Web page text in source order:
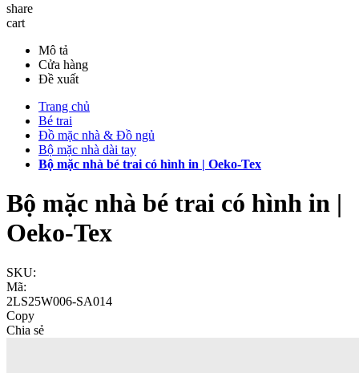
share
cart
Mô tả
Cửa hàng
Đề xuất
Trang chủ
Bé trai
Đồ mặc nhà & Đồ ngủ
Bộ mặc nhà dài tay
Bộ mặc nhà bé trai có hình in | Oeko-Tex
Bộ mặc nhà bé trai có hình in |
Oeko-Tex
SKU:
Mã:
2LS25W006-SA014
Copy
Chia sẻ